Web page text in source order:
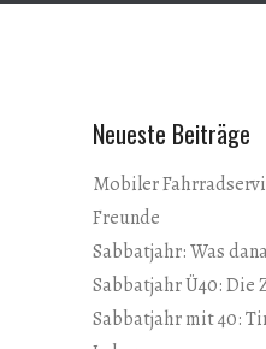
Neueste Beiträge
Mobiler
Freunde
Sabbatjahr: Was
Sabbatjahr Ü40: Die
Sabbatjahr mit 40: